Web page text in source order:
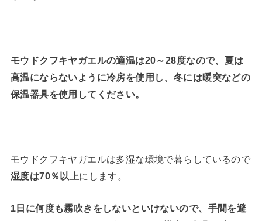
モウドクフキヤガエルの適温は20～28度なので、夏は
高温にならないように冷房を使用し、冬には暖突などの
保温器具を使用してください。
モウドクフキヤガエルは多湿な環境で暮らしているので
湿度は70％以上にします。
1日に何度も霧吹きをしないといけないので、手間を避